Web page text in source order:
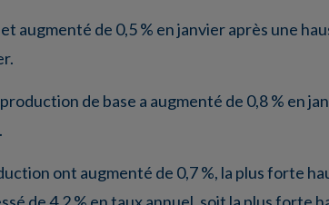
augmenté de 0,5 % en janvier après une
de base a augmenté de 0,8 % en
ont augmenté de 0,7 %, la plus forte